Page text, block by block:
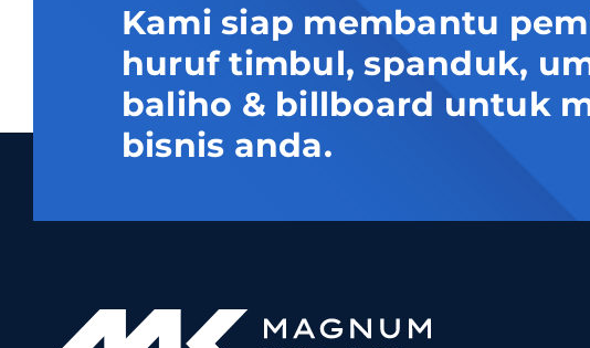
Kami siap membantu
huruf timbul, spanduk,
baliho & billboard untuk
bisnis anda.